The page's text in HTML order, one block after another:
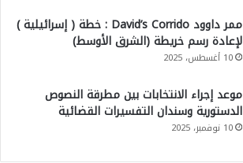
ممر داوود David’s Corrido : خطة ( إسرائيلية )
لإعادة رسم خريطة (الشرق الأوسط)
10 أغسطس، 2025
موعد إجراء الانتخابات بين مطرقة النصوص
الدستورية وسندان التفسيرات القضائية
10 نوفمبر، 2025